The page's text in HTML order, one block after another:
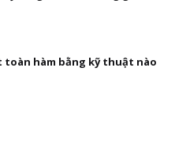
toàn hàm bằng kỹ thuật nào